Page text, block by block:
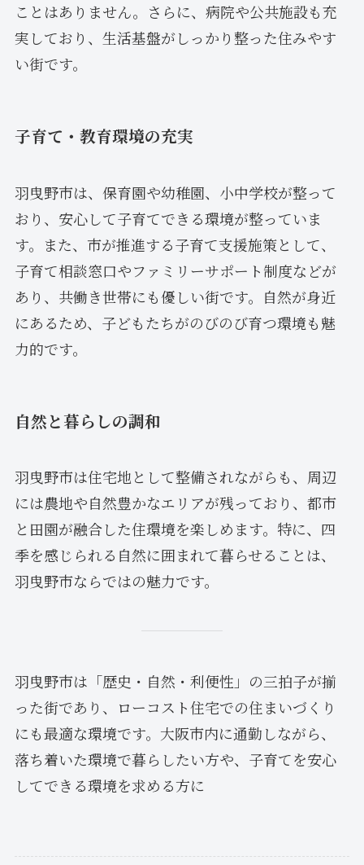
ことはありません。さらに、病院や公共施設も充
実しており、生活基盤がしっかり整った住みやす
い街です。
子育て・教育環境の充実
羽曳野市は、保育園や幼稚園、小中学校が整って
おり、安心して子育てできる環境が整っていま
す。また、市が推進する子育て支援施策として、
子育て相談窓口やファミリーサポート制度などが
あり、共働き世帯にも優しい街です。自然が身近
にあるため、子どもたちがのびのび育つ環境も魅
力的です。
自然と暮らしの調和
羽曳野市は住宅地として整備されながらも、周辺
には農地や自然豊かなエリアが残っており、都市
と田園が融合した住環境を楽しめます。特に、四
季を感じられる自然に囲まれて暮らせることは、
羽曳野市ならではの魅力です。
羽曳野市は「歴史・自然・利便性」の三拍子が揃
った街であり、ローコスト住宅での住まいづくり
にも最適な環境です。大阪市内に通勤しながら、
落ち着いた環境で暮らしたい方や、子育てを安心
してできる環境を求める方に